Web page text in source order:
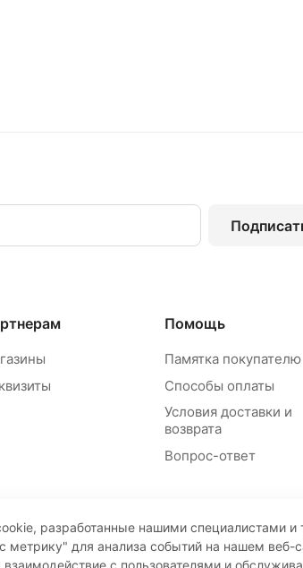
Помощь
Памятка покупателю
Способы оплаты
Условия доставки и
возврата
Вопрос-ответ
разработанные нашими специалистами и
метрику" для анализа событий на нашем веб-
взаимодействие с пользователями и